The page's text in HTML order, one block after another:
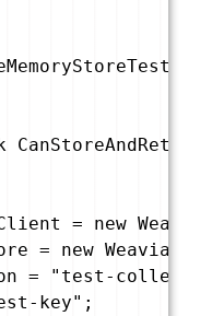
= new
new
"test-
key";